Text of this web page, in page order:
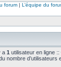
forum | L’équipe du
a 1 utilisateur en ligne
nombre d’utilisateurs